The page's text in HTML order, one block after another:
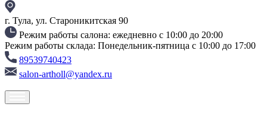
г. Тула, ул. Староникитская 90
Режим работы салона: ежедневно с 10:00 до 20:00
Режим работы склада: Понедельник-пятница с 10:00 до 17:00
89539740423
salon-artholl@yandex.ru